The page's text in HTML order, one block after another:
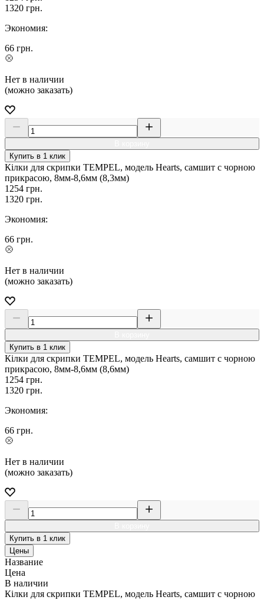
1320 грн.
Экономия:
66 грн.
Нет в наличии
(можно заказать)
Купить в 1 клик
Кілки для скрипки TEMPEL, модель Hearts, самшит c чорною
прикрасою, 8мм-8,6мм (8,3мм)
1254 грн.
1320 грн.
Экономия:
66 грн.
Нет в наличии
(можно заказать)
Купить в 1 клик
Кілки для скрипки TEMPEL, модель Hearts, самшит c чорною
прикрасою, 8мм-8,6мм (8,6мм)
1254 грн.
1320 грн.
Экономия:
66 грн.
Нет в наличии
(можно заказать)
Купить в 1 клик
Цены
Название
Цена
В наличии
Кілки для скрипки TEMPEL, модель Hearts, самшит c чорною